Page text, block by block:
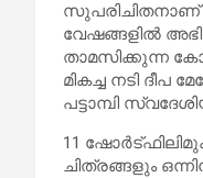
സുപരിചിതനാണ്
വേഷങ്ങളിൽ
താമസിക്കുന്ന
മികച്ച നടി
പട്ടാമ്പി
11
ചിത്രങ്ങളും